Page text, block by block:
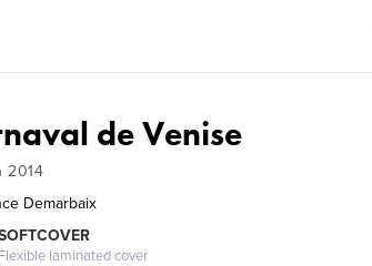
de Venise
2014
Demarbaix
Flexible laminated cover